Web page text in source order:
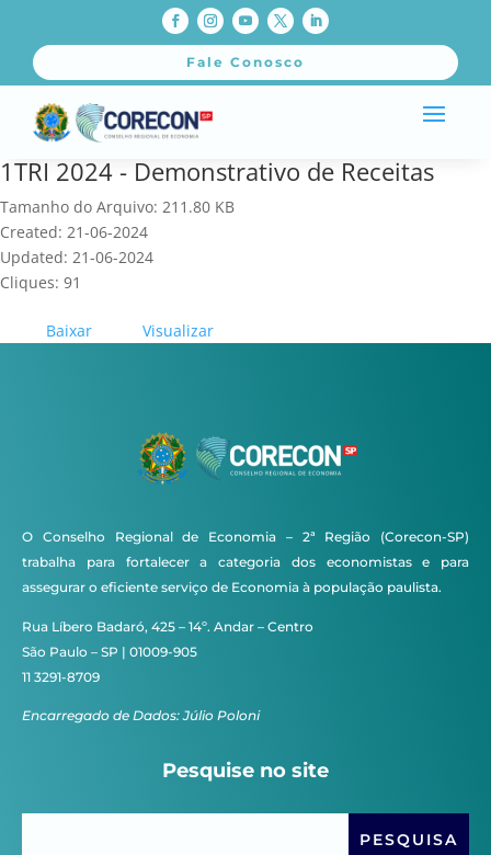
Fale Conosco
1TRI 2024 - Demonstrativo de Receitas
Tamanho do Arquivo: 211.80 KB
Created: 21-06-2024
Updated: 21-06-2024
Cliques: 91
Baixar Visualizar
O Conselho Regional de Economia – 2ª Região (Corecon-SP)
trabalha para fortalecer a categoria dos economistas e para
assegurar o eficiente serviço de Economia à população paulista.
Rua Líbero Badaró, 425 – 14º. Andar – Centro
São Paulo – SP | 01009-905
11 3291-8709
Encarregado de Dados: Júlio Poloni
Pesquise no site